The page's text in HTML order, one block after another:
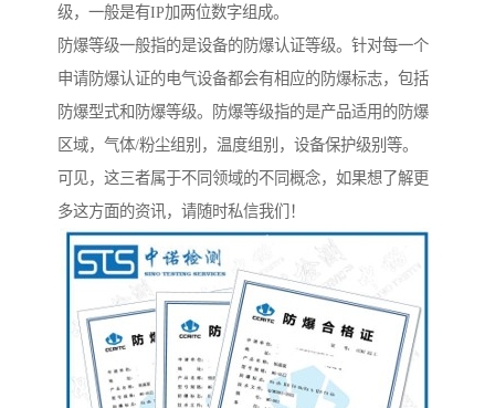
级，一般是有IP加两位数字组成。
防爆等级一般指的是设备的防爆认证等级。针对每一个
申请防爆认证的电气设备都会有相应的防爆标志，包括
防爆型式和防爆等级。防爆等级指的是产品适用的防爆
区域，气体/粉尘组别，温度组别，设备保护级别等。
可见，这三者属于不同领域的不同概念，如果想了解更
多这方面的资讯，请随时私信我们！